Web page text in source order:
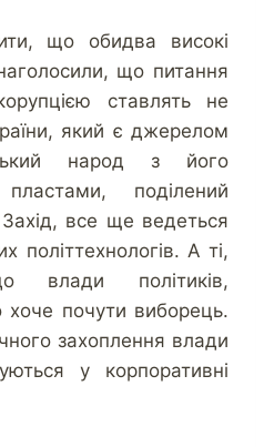
що обидва високі
що питання
ставлять не
який є джерелом
народ з його
пластами, поділений
все ще ведеться
політтехнологів. А ті,
влади політиків,
почути виборець.
захоплення влади
у корпоративні